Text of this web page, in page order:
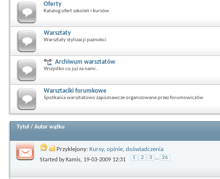
Oferty
Katalog ofert szkoleń i kursów.
Warsztaty
Warsztaty stylizacji paznokci
Archiwum warsztatów
Wszystko co już za nami..
Warsztaciki forumkowe
Spotkania warsztatowo zapoznawcze organizowane przez forumowiczów
Tytuł / Autor wątku
Przyklejony: Kursy, opinie, doświadczenia
Started by Kamis, 19-03-2009 12:31 1 2 3 ... 26